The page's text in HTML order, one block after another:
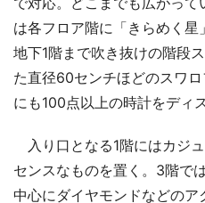
は各フロア階に「きらめく
地下1階まで吹き抜けの階段
た直径60センチほどのスワ
にも100点以上の時計をディ
入り口となる1階にはカジ
センスなものを置く。3階で
中心にダイヤモンドなどの